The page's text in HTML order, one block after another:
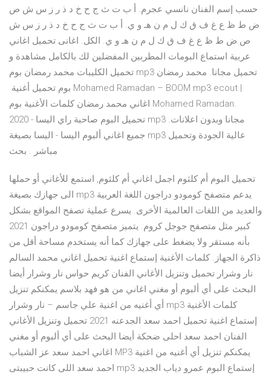
حسب إسم الفنان نانسي عجرم. أ ب ت ث ج ح خ د ذ ر ز س ش ص
ض ط ظ ع غ ف ق ك ل م ن هـ و ي. أ ب ت ث ج ح خ د ذ ر ز س ش
ص ض ط ظ ع غ ف ق ك ل م ن هـ و ي. الكل. اغانى تحميل اغاني
عربية استماع البومات المطربين المفضلين لك بالكامل مشاهدة و
تحميل الكليبات محمد رمضان بوم mp3 تحميل مجانا. محمد رمضان
بوم تحميل أغنية ‏ Mohamed Ramadan – BOOM mp3 ecout |
اغاني محمد رمضان كلمات الأغنية بوم Mohamed Ramadan.
تحميل البوم صاحبة راي اليسا - 2020 mp3 مجانا وبدون اعلانات.
جميع اغاني ألبوم اليسا - اليسا بصيغة mp3 عالية الجودة وتحميل
مباشر . بحث
تحميل البوم أم كلثوم اجمل اغاني أم كلثوم, استمع للأغاني أو حملها
الى جهازك بصيغة mp3 يدعم متصفح كومودو دراجون اللغة العربية
والعديد من اللغات العالمية الأخرى. يسرع عملية تصفح المواقع بشكل
كبير مثل متصفح جوجل كروم. يتميز متصفح كومودو دراجون 2021
بأنه مستقر ولا يضغط على جهازك كما أنه يستخدم مساحة أقل من
ذاكرة الجهاز. كلمات الأغنية إستماع اغنية تحميل اغاني محمد السالم
نار وشرار تحميل وتنزيل الأغاني الفنان كريم حواس نار وشرار أيضا
البحث على أي ألبوم أو مغني اغاني من هو فهد بلاسم يمكنكم تنزيل
أي أغنيه من اغنية علي جاسم – نار وشرار mp3 كلمات الأغنية
إستماع اغنية تحميل احمد سعد الجدعنه 2021 تحميل وتنزيل الأغاني
الفنان احمد سعد احلى ضحكة أيضا البحث على أي ألبوم أو مغني
اغاني احمد سعد عز الشباب MP3 يمكنكم تنزيل أي أغنيه من اغنية
احمد سعد اللى كانت حبيبتى mp3 إستماع البوم عمرو دياب الجديد